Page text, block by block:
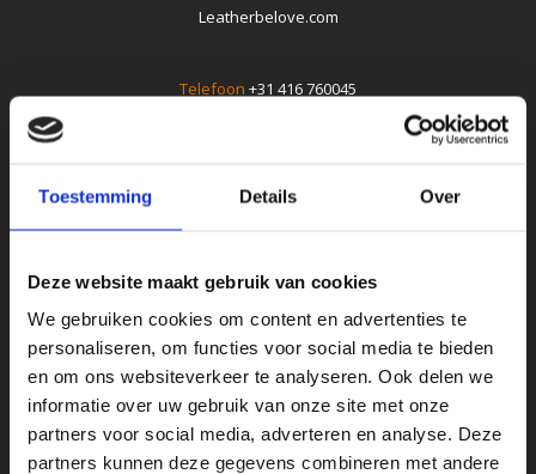
Toestemming Details Over
Deze website maakt gebruik van cookies
We gebruiken cookies om content en advertenties te
personaliseren, om functies voor social media te bieden
en om ons websiteverkeer te analyseren. Ook delen we
informatie over uw gebruik van onze site met onze
partners voor social media, adverteren en analyse. Deze
partners kunnen deze gegevens combineren met andere
Leatherbelove.com
Telefoon +31 416 760045
Klantenservice